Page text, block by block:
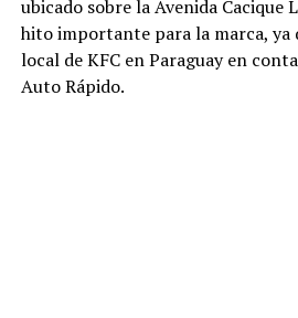
ubicado sobre la Avenida Cacique
hito importante para la marca, ya
local de KFC en Paraguay en
Auto Rápido.